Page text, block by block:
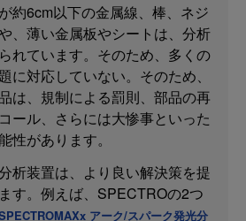
約6cm以下の金属線、棒、ネジ
、薄い金属板やシートは、分析
れています。そのため、多くの
に対応していない。そのため、
は、規制による罰則、部品の再
ール、さらには大惨事といった
性があります。
析装置は、より良い解決策を提
す。例えば、SPECTROの2つ
アーク/スパーク発光分